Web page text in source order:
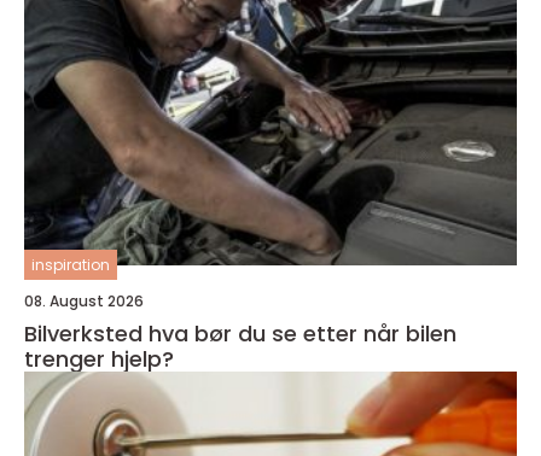
inspiration
08. August 2026
Bilverksted hva bør du se etter når bilen
trenger hjelp?